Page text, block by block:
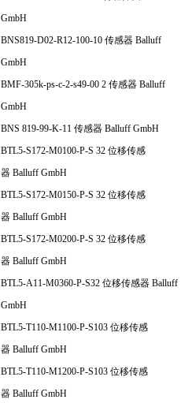
GmbH
BNS819-D02-R12-100-10 传感器 Balluff
GmbH
BMF-305k-ps-c-2-s49-00 2 传感器 Balluff
GmbH
BNS 819-99-K-11 传感器 Balluff GmbH
BTL5-S172-M0100-P-S 32 位移传感
器 Balluff GmbH
BTL5-S172-M0150-P-S 32 位移传感
器 Balluff GmbH
BTL5-S172-M0200-P-S 32 位移传感
器 Balluff GmbH
BTL5-A11-M0360-P-S32 位移传感器 Balluff
GmbH
BTL5-T110-M1100-P-S103 位移传感
器 Balluff GmbH
BTL5-T110-M1200-P-S103 位移传感
器 Balluff GmbH